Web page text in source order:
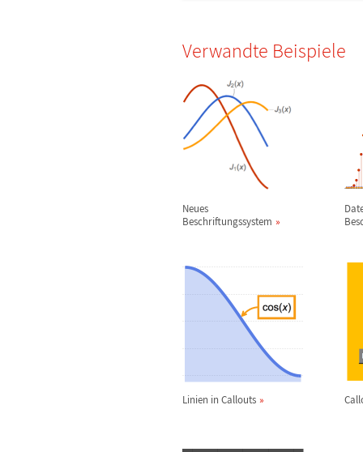
Verwandte Beispiele
Neues
Beschriftungssystem
Linien in Callouts